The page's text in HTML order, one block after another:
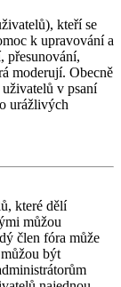
kteří se
k upravování a
přesunování,
moderují. Obecně
v psaní
urážlivých
které dělí
můžou
člen fóra může
být